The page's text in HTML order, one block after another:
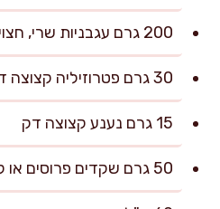
200 גרם עגבניות שרי, חצויות או קצוצות
30 גרם פטרוזיליה קצוצה דק
15 גרם נענע קצוצה דק
50 גרם שקדים פרוסים או קצוצים גס